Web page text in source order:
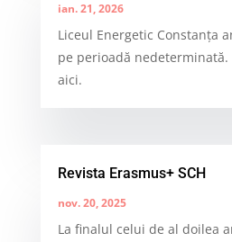
ian. 21, 2026
Liceul Energetic Constanța
pe perioadă
aici.
Revista Erasmus+ SCH
nov. 20, 2025
La finalul celui de al doilea